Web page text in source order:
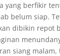
yang berfikir
belum siap.
dibikin repot
siang malam,